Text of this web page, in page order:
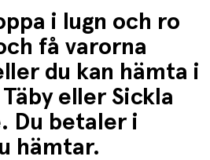
i lugn och ro
få varorna
du kan hämta i
eller Sickla
Du betaler i
hämtar.